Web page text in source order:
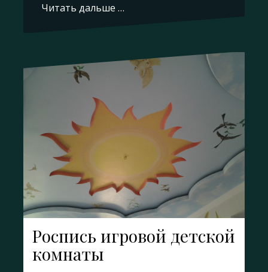
Читать дальше …
Роспись игровой детской
комнаты